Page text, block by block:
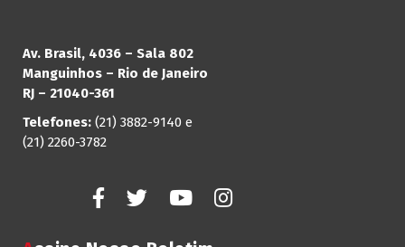
Av. Brasil, 4036 – Sala 802
Manguinhos – Rio de Janeiro
RJ – 21040-361
Telefones: (21) 3882-9140 e
(21) 2260-3782